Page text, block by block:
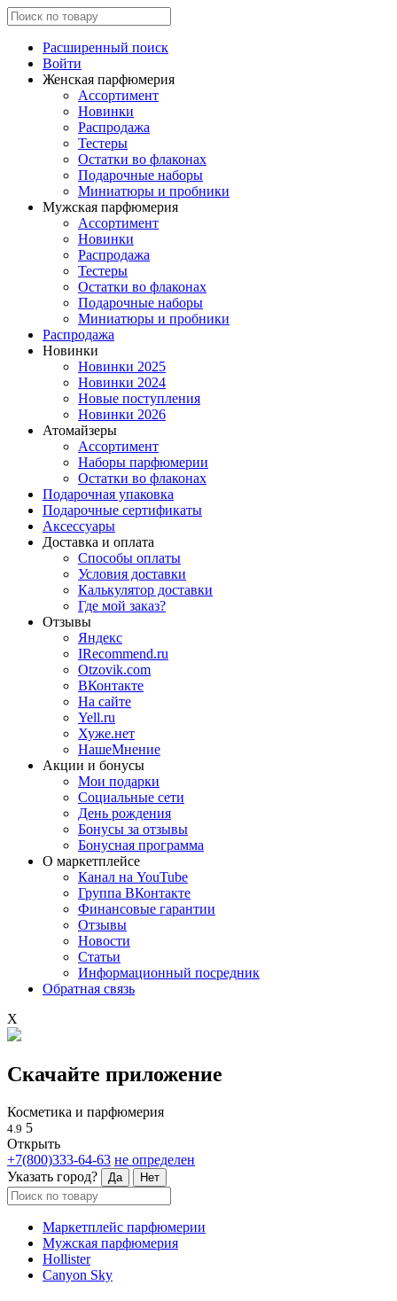
Расширенный поиск
Войти
Женская парфюмерия
Ассортимент
Новинки
Распродажа
Тестеры
Остатки во флаконах
Подарочные наборы
Миниатюры и пробники
Мужская парфюмерия
Ассортимент
Новинки
Распродажа
Тестеры
Остатки во флаконах
Подарочные наборы
Миниатюры и пробники
Распродажа
Новинки
Новинки 2025
Новинки 2024
Новые поступления
Новинки 2026
Атомайзеры
Ассортимент
Наборы парфюмерии
Остатки во флаконах
Подарочная упаковка
Подарочные сертификаты
Аксессуары
Доставка и оплата
Способы оплаты
Условия доставки
Калькулятор доставки
Где мой заказ?
Отзывы
Яндекс
IRecommend.ru
Otzovik.com
ВКонтакте
На сайте
Yell.ru
Хуже.нет
НашеМнение
Акции и бонусы
Мои подарки
Социальные сети
День рождения
Бонусы за отзывы
Бонусная программа
О маркетплейсе
Канал на YouTube
Группа ВКонтакте
Финансовые гарантии
Отзывы
Новости
Статьи
Информационный посредник
Обратная связь
X
Скачайте приложение
Косметика и парфюмерия
4.9 5
Открыть
+7(800)333-64-63 не определен
Указать город?
Да Нет
Маркетплейс парфюмерии
Мужская парфюмерия
Hollister
Canyon Sky